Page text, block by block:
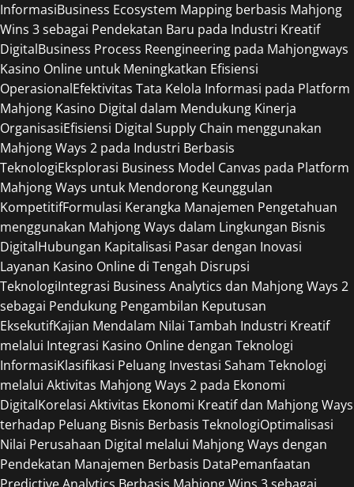
InformasiBusiness Ecosystem Mapping berbasis Mahjong
Wins 3 sebagai Pendekatan Baru pada Industri Kreatif
DigitalBusiness Process Reengineering pada Mahjongways
Kasino Online untuk Meningkatkan Efisiensi
OperasionalEfektivitas Tata Kelola Informasi pada Platform
Mahjong Kasino Digital dalam Mendukung Kinerja
OrganisasiEfisiensi Digital Supply Chain menggunakan
Mahjong Ways 2 pada Industri Berbasis
TeknologiEksplorasi Business Model Canvas pada Platform
Mahjong Ways untuk Mendorong Keunggulan
KompetitifFormulasi Kerangka Manajemen Pengetahuan
menggunakan Mahjong Ways dalam Lingkungan Bisnis
DigitalHubungan Kapitalisasi Pasar dengan Inovasi
Layanan Kasino Online di Tengah Disrupsi
TeknologiIntegrasi Business Analytics dan Mahjong Ways 2
sebagai Pendukung Pengambilan Keputusan
EksekutifKajian Mendalam Nilai Tambah Industri Kreatif
melalui Integrasi Kasino Online dengan Teknologi
InformasiKlasifikasi Peluang Investasi Saham Teknologi
melalui Aktivitas Mahjong Ways 2 pada Ekonomi
DigitalKorelasi Aktivitas Ekonomi Kreatif dan Mahjong Ways
terhadap Peluang Bisnis Berbasis TeknologiOptimalisasi
Nilai Perusahaan Digital melalui Mahjong Ways dengan
Pendekatan Manajemen Berbasis DataPemanfaatan